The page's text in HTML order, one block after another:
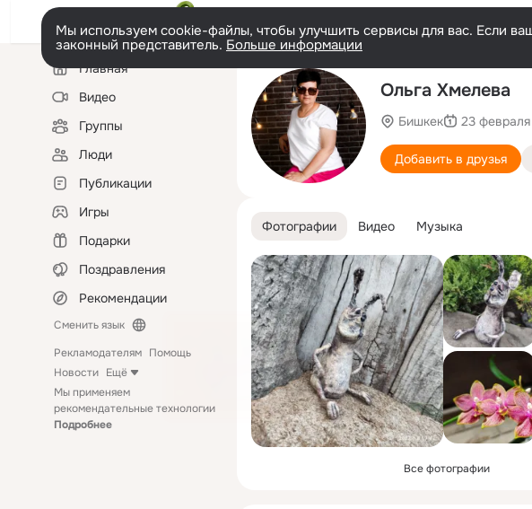
Мы используем cookie-файлы, чтобы улучшить сервисы для вас. Если
законный представитель. Больше информации
Левая
колонкаГлавная
Видео
Группы
Люди
Публикации
Игры
Подарки
Поздравления
Рекомендации
Сменить язык
Рекламодателям Помощь
Новости Ещё
Мы применяем
рекомендательные технологии
Подробнее
Ольга Хмелева
Бишкек 23
Добавить в друзья
Фотографии Видео Музыка
Все фотографии